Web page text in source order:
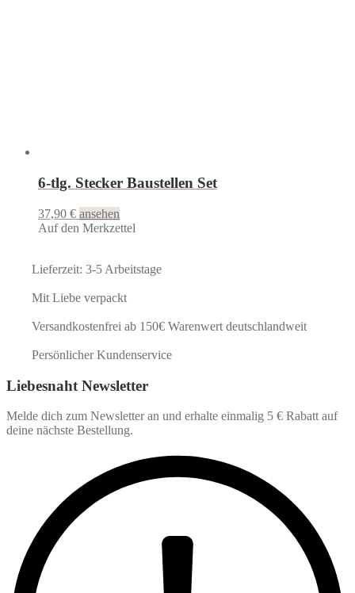
6-tlg. Stecker Baustellen Set
37,90 € ansehen
Auf den Merkzettel
Lieferzeit: 3-5 Arbeitstage
Mit Liebe verpackt
Versandkostenfrei ab 150€ Warenwert deutschlandweit
Persönlicher Kundenservice
Liebesnaht Newsletter
Melde dich zum Newsletter an und erhalte einmalig 5 € Rabatt auf
deine nächste Bestellung.